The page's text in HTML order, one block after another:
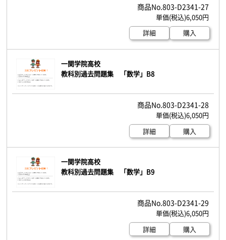
803-D2341-27
6,050円
詳細
購入
一関学院高校
教科別過去問題集 「数学」B8
803-D2341-28
6,050円
詳細
購入
一関学院高校
教科別過去問題集 「数学」B9
803-D2341-29
6,050円
詳細
購入